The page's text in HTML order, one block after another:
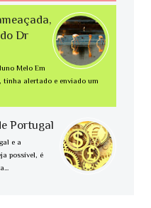
Dr
Melo Em
tinha alertado e enviado um
Portugal
e a
possível, é